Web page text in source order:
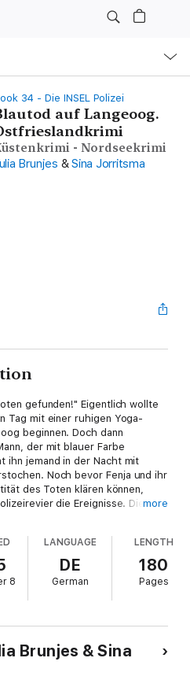
34 - Die INSEL Polizei
auf Langeoog.
- Nordseekrimi
Brunjes & Sina Jorritsma
gefunden!" Eigentlich wollte
Tag mit einer ruhigen Yoga-
beginnen. Doch dann
der mit blauer Farbe
ihn jemand in der Nacht mit
Noch bevor Fenja und ihr
des Toten klären können,
die Ereignisse. Die
Aber zu diesem Zeitpunkt
meldet ihn seine Verlobte, die
auf der
die ostfriesischen Ermittler
sich auf: Warum hat seine
der Spedition auf Langeoog
aus? Und dann sorgt ein Kuvert
Wendung …
more
8
LANGUAGE
DE
German
LENGTH
180
Pages
Brunjes & Sina